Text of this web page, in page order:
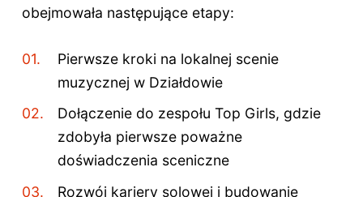
obejmowała następujące etapy:
Pierwsze kroki na lokalnej scenie
muzycznej w Działdowie
Dołączenie do zespołu Top Girls, gdzie
zdobyła pierwsze poważne
doświadczenia sceniczne
Rozwój kariery solowej i budowanie